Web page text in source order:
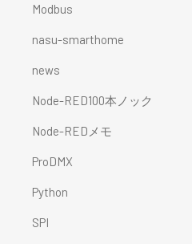
Modbus
nasu-smarthome
news
Node-RED100本ノック
Node-REDメモ
ProDMX
Python
SPI